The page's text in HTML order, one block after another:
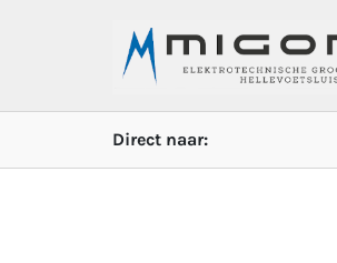
Direct naar: